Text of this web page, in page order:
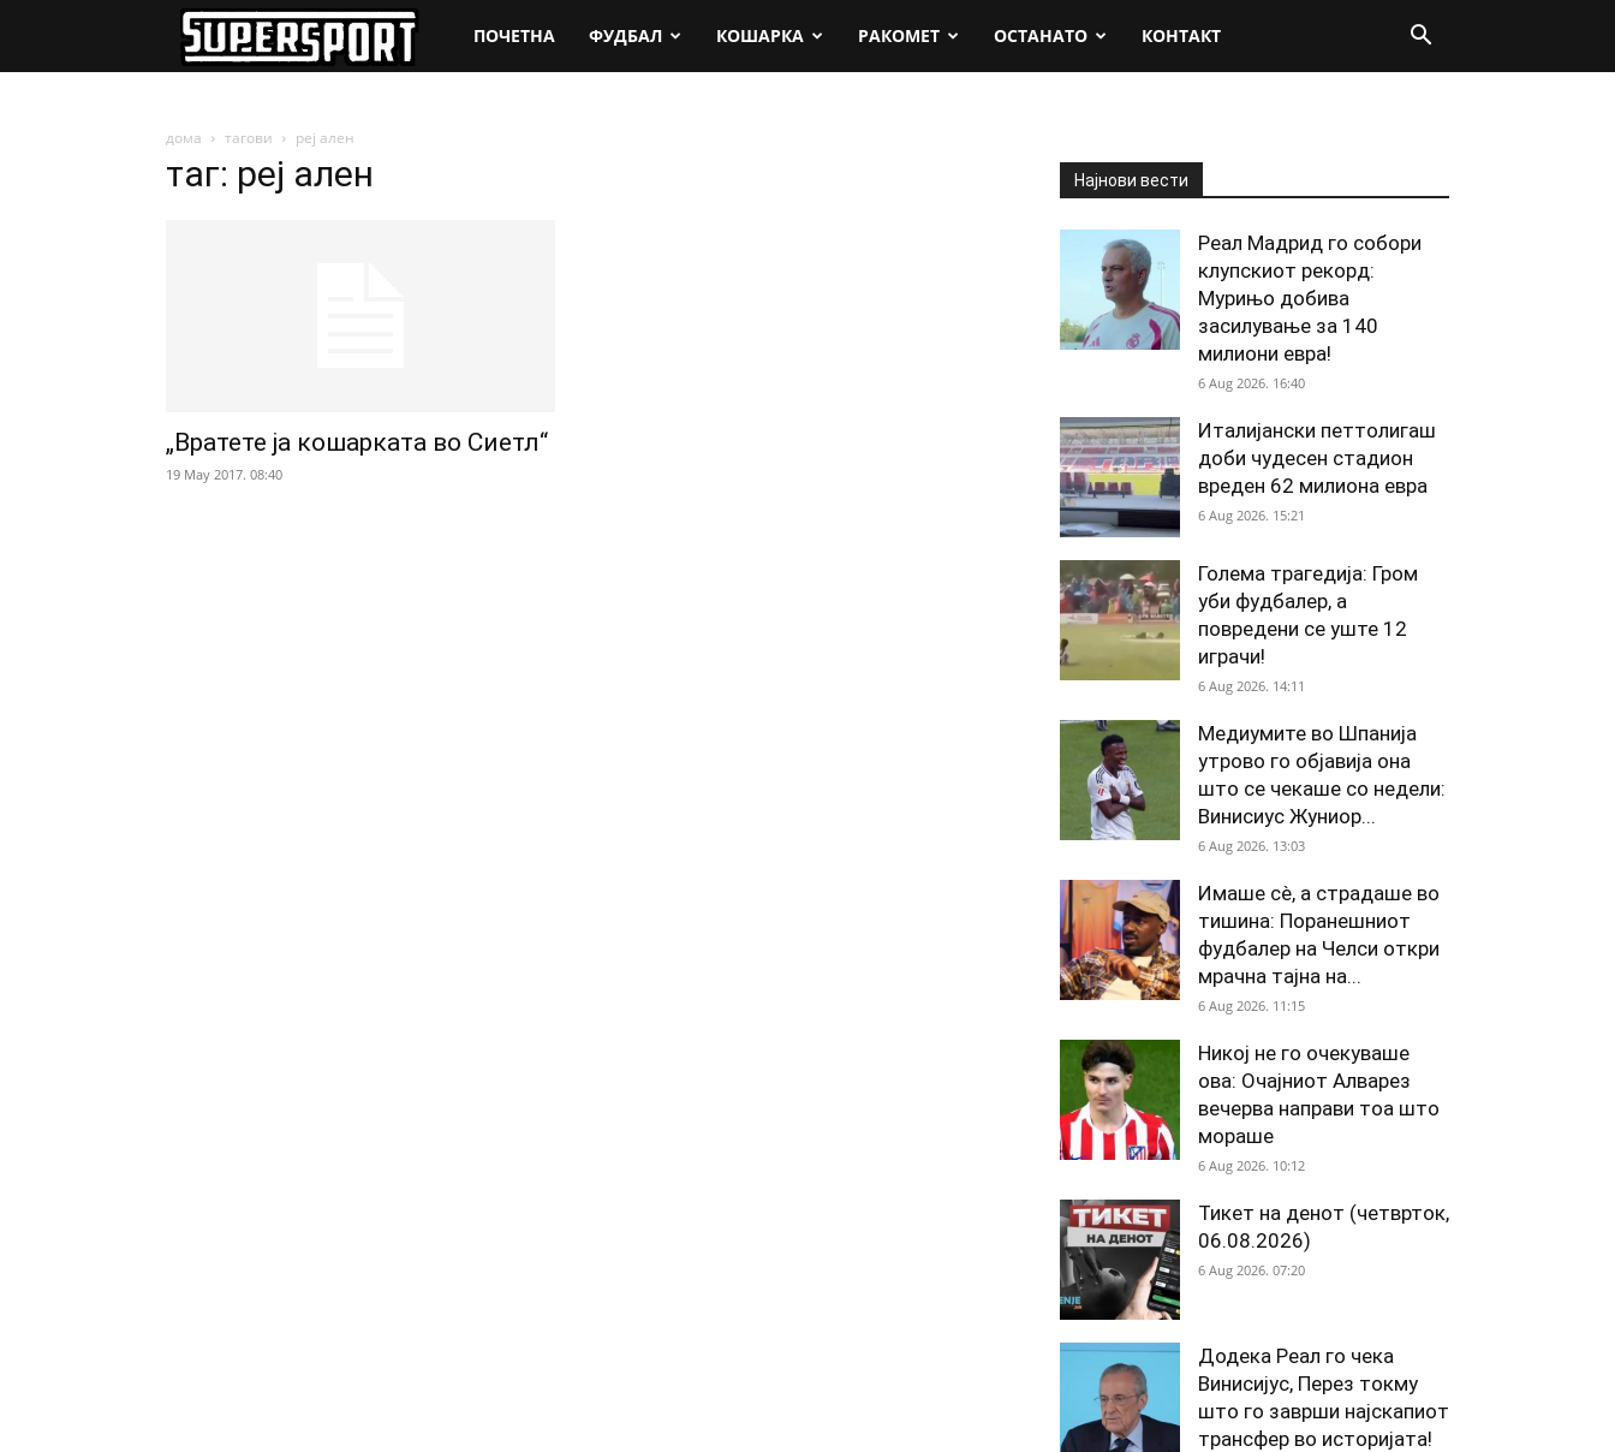
SuperSport.mk
ПОЧЕТНА ФУДБАЛ КОШАРКА РАКОМЕТ ОСТАНАТО КОНТАКТ
дома тагови реј ален
таг: реј ален
„Вратете ја кошарката во Сиетл“
19 May 2017. 08:40
Најнови вести
Реал Мадрид го собори
клупскиот рекорд:
Мурињо добива
засилување за 140
милиони евра!
6 Aug 2026. 16:40
Италијански петтолигаш
доби чудесен стадион
вреден 62 милиона евра
6 Aug 2026. 15:21
Голема трагедија: Гром
уби фудбалер, а
повредени се уште 12
играчи!
6 Aug 2026. 14:11
Медиумите во Шпанија
утрово го објавија она
што се чекаше со недели:
Винисиус Жуниор...
6 Aug 2026. 13:03
Имаше сè, а страдаше во
тишина: Поранешниот
фудбалер на Челси откри
мрачна тајна на...
6 Aug 2026. 11:15
Никој не го очекуваше
ова: Очајниот Алварез
вечерва направи тоа што
мораше
6 Aug 2026. 10:12
Тикет на денот (четврток,
06.08.2026)
6 Aug 2026. 07:20
Додека Реал го чека
Винисијус, Перез токму
што го заврши најскапиот
трансфер во историјата!